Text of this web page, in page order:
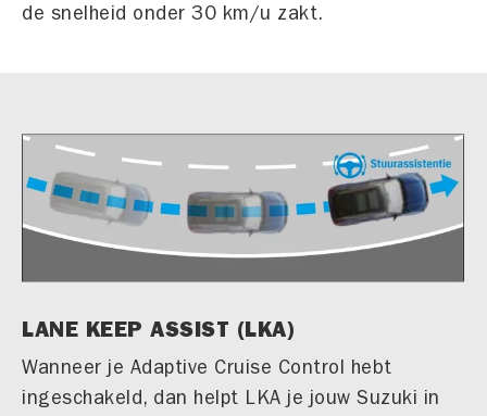
de snelheid onder 30 km/u zakt.
LANE KEEP ASSIST (LKA)
Wanneer je Adaptive Cruise Control hebt
ingeschakeld, dan helpt LKA je jouw Suzuki in